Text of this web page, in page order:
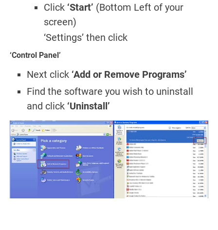
Click ‘Start’ (Bottom Left of your
screen)
‘Settings’ then click
‘Control Panel’
Next click ‘Add or Remove Programs’
Find the software you wish to uninstall
and click ‘Uninstall’